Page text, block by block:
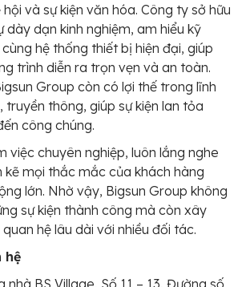
và sự kiện văn hóa. Công ty sở hữu
dày dạn kinh nghiệm, am hiểu kỹ
hệ thống thiết bị hiện đại, giúp
trình diễn ra trọn vẹn và an toàn.
Group còn có lợi thế trong lĩnh
truyền thông, giúp sự kiện lan tỏa
công chúng.
việc chuyên nghiệp, luôn lắng nghe
kẽ mọi thắc mắc của khách hàng
lớn. Nhờ vậy, Bigsun Group không
sự kiện thành công mà còn xây
hệ lâu dài với nhiều đối tác.
hệ
nhà BS Village, Số 11 – 13, Đường số